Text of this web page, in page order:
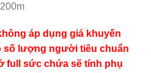
áp dụng giá khuyến
số lượng người tiêu chuẩn
full sức chứa sẽ tính phụ